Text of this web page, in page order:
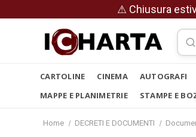
⚠ Chiusura
CARTOLINE CINEMA AUTOGRAFI
MAPPE E PLANIMETRIE
STAMPE E
Home DECRETI E DOCUMENTI